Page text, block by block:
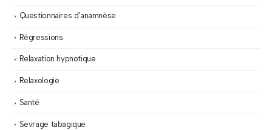
Questionnaires d’anamnèse
Régressions
Relaxation hypnotique
Relaxologie
Santé
Sevrage tabagique